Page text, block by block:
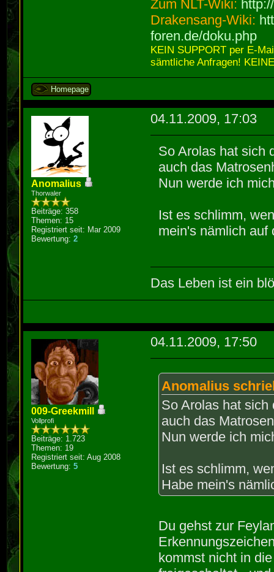
Zum NLT-Wiki:
Drakensang-Wiki:
foren.de/doku.php
KEIN SUPPORT per E-
sämtliche Anfragen!
Homepage
Anomalius
Thorwaler
Beiträge: 358
Themen: 15
Registriert seit: Mar 2009
Bewertung:2
04.11.2009, 17:03
So Arolas hat sich
auch das
Nun werde ich
Ist es schlimm,
mein's nämlich
Das Leben ist ein
009-Greekmill
Vollprofi
Beiträge: 1.723
Themen: 19
Registriert seit: Aug 2008
Bewertung:5
04.11.2009, 17:50
Anomalius
So Arolas hat sich
auch das
Nun werde ich
Ist es schlimm,
Habe mein's
Du gehst zur
kommst nicht in